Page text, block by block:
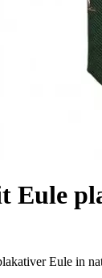
Eule
Eule in